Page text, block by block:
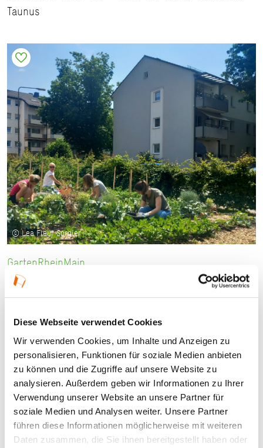
Diese Webseite verwendet Cookies
Wir verwenden Cookies, um Inhalte und Anzeigen zu
personalisieren, Funktionen für soziale Medien anbieten
zu können und die Zugriffe auf unsere Website zu
analysieren. Außerdem geben wir Informationen zu Ihrer
Verwendung unserer Website an unsere Partner für
soziale Medien und Analysen weiter. Unsere Partner
führen diese Informationen möglicherweise mit weiteren
Daten zusammen, die Sie ihnen bereitgestellt haben oder
Taunus
© Lea Fleur Sorgler
GartenRheinMain
Baumführung durch den Alten
Kurpark
13.09.2026, 11:00 Uhr in Bad Soden am Taunus